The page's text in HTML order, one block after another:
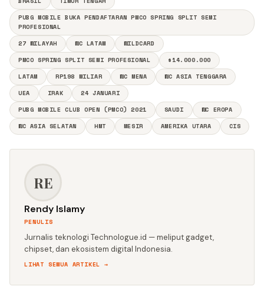
PUBG MOBILE BUKA PENDAFTARAN PMCO SPRING SPLIT SEMI
PROFESIONAL
27 WILAYAH
WC LATAM
WILDCARD
PMCO SPRING SPLIT SEMI PROFESIONAL
$14.000.000
LATAM
RP198 MILIAR WC MENA
WC ASIA TENGGARA
UEA
IRAK
24 JANUARI
PUBG MOBILE CLUB OPEN (PMCO) 2021
SAUDI
WC EROPA
WC ASIA SELATAN
HMT MESIR AMERIKA UTARA CIS
RE
Rendy Islamy
PENULIS
Jurnalis teknologi Technologue.id — meliput gadget,
chipset, dan ekosistem digital Indonesia.
LIHAT SEMUA ARTIKEL →